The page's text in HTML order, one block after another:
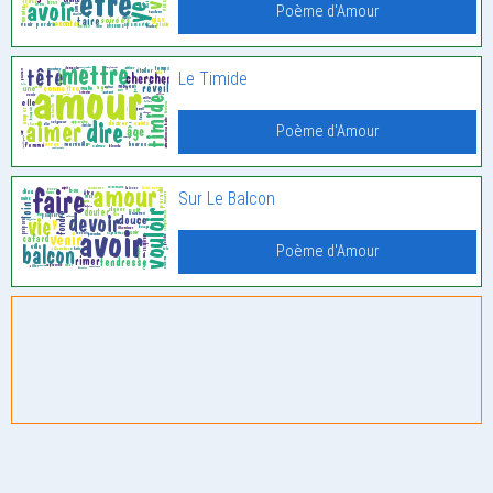
Poème d'Amour
Le Timide
Poème d'Amour
Sur Le Balcon
Poème d'Amour